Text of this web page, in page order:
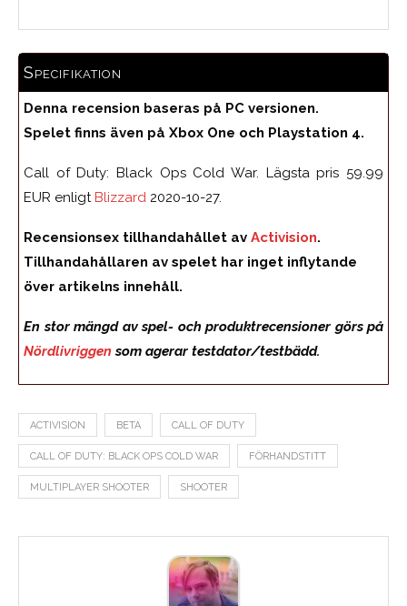
Specifikation
Denna recension baseras på PC versionen.
Spelet finns även på Xbox One och Playstation 4.
Call of Duty: Black Ops Cold War. Lägsta pris 59.99
EUR enligt Blizzard 2020-10-27.
Recensionsex tillhandahållet av Activision.
Tillhandahållaren av spelet har inget inflytande
över artikelns innehåll.
En stor mängd av spel- och produktrecensioner görs på
Nördlivriggen som agerar testdator/testbädd.
ACTIVISION BETA CALL OF DUTY
CALL OF DUTY: BLACK OPS COLD WAR FÖRHANDSTITT
MULTIPLAYER SHOOTER SHOOTER